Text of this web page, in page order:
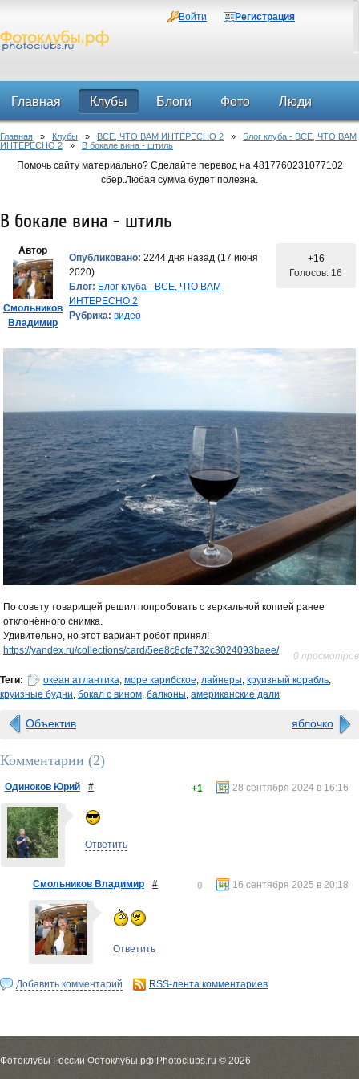
Войти Регистрация
Главная Клубы Блоги Фото Люди
Форум
Главная » Клубы » ВСЕ, ЧТО ВАМ ИНТЕРЕСНО 2 » Блог клуба - ВСЕ, ЧТО ВАМ
ИНТЕРЕСНО 2 » В бокале вина - штиль
Помочь сайту материально? Сделайте перевод на 4817760231077102
сбер.Любая сумма будет полезна.
В бокале вина - штиль
Автор
Смольников
Владимир
Опубликовано: 2244 дня назад (17 июня
2020)
Блог: Блог клуба - ВСЕ, ЧТО ВАМ
ИНТЕРЕСНО 2
Рубрика: видео
+16
Голосов: 16
По совету товарищей решил попробовать с зеркальной копией ранее
отклонённого снимка.
Удивительно, но этот вариант робот принял!
https://yandex.ru/collections/card/5ee8c8cfe732c3024093baee/
0 просмотров
Теги: океан атлантика море карибское лайнеры круизный корабль
круизные будни бокал с вином балконы американские дали
Объектив яблочко
Комментарии (2)
Одиноков Юрий # 28 сентября 2024 в 16:16
+1
Ответить
Смольников Владимир # 16 сентября 2025 в 20:18
0
Ответить
Добавить комментарий RSS-лента комментариев
Фотоклубы России Фотоклубы.рф Photoclubs.ru © 2026